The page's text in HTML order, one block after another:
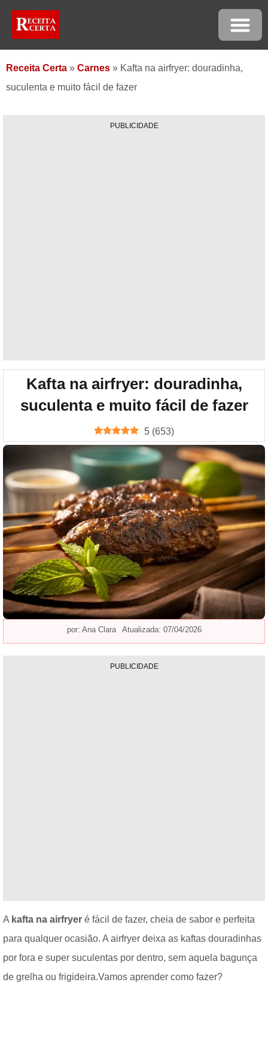
Receita Certa » Carnes » Kafta na airfryer: douradinha,
suculenta e muito fácil de fazer
PUBLICIDADE
Kafta na airfryer: douradinha,
suculenta e muito fácil de fazer
5 (653)
por: Ana Clara Atualizada: 07/04/2026
PUBLICIDADE
A kafta na airfryer é fácil de fazer, cheia de sabor e perfeita
para qualquer ocasião. A airfryer deixa as kaftas douradinhas
por fora e super suculentas por dentro, sem aquela bagunça
de grelha ou frigideira.Vamos aprender como fazer?